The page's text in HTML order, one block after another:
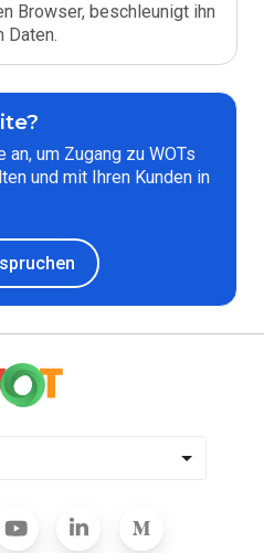
Browser, beschleunigt ihn
Daten.
um Zugang zu WOTs
und mit Ihren Kunden in